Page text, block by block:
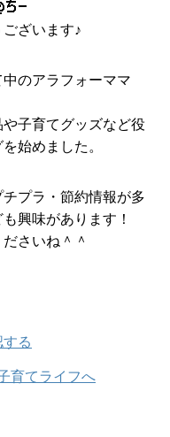
ございます♪
のアラフォーママ
子育てグッズなど役
始めました。
プラ・節約情報が多
興味があります！
さいね＾＾
る